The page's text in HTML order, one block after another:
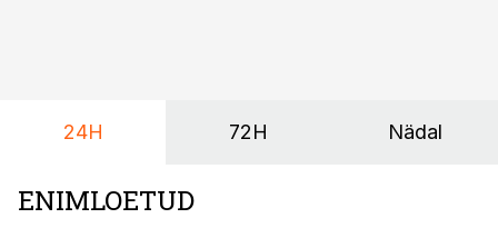
24H 72H Nädal
ENIMLOETUD